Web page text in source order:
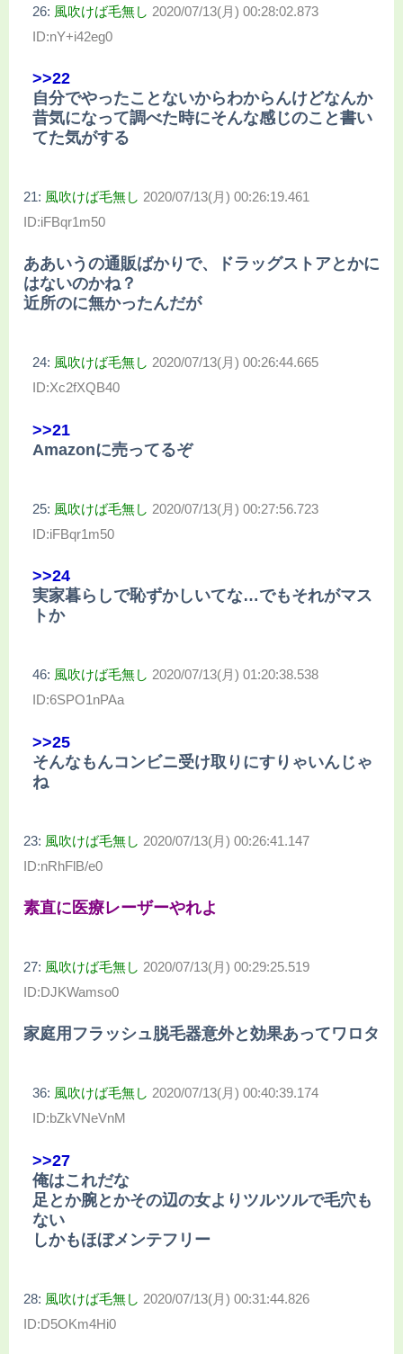
26: 風吹けば毛無し 2020/07/13(月) 00:28:02.873
ID:nY+i42eg0
>>22
自分でやったことないからわからんけどなんか
昔気になって調べた時にそんな感じのこと書い
てた気がする
21: 風吹けば毛無し 2020/07/13(月) 00:26:19.461
ID:iFBqr1m50
ああいうの通販ばかりで、ドラッグストアとかに
はないのかね？
近所のに無かったんだが
24: 風吹けば毛無し 2020/07/13(月) 00:26:44.665
ID:Xc2fXQB40
>>21
Amazonに売ってるぞ
25: 風吹けば毛無し 2020/07/13(月) 00:27:56.723
ID:iFBqr1m50
>>24
実家暮らしで恥ずかしいてな…でもそれがマス
トか
46: 風吹けば毛無し 2020/07/13(月) 01:20:38.538
ID:6SPO1nPAa
>>25
そんなもんコンビニ受け取りにすりゃいんじゃ
ね
23: 風吹けば毛無し 2020/07/13(月) 00:26:41.147
ID:nRhFlB/e0
素直に医療レーザーやれよ
27: 風吹けば毛無し 2020/07/13(月) 00:29:25.519
ID:DJKWamso0
家庭用フラッシュ脱毛器意外と効果あってワロタ
36: 風吹けば毛無し 2020/07/13(月) 00:40:39.174
ID:bZkVNeVnM
>>27
俺はこれだな
足とか腕とかその辺の女よりツルツルで毛穴も
ない
しかもほぼメンテフリー
28: 風吹けば毛無し 2020/07/13(月) 00:31:44.826
ID:D5OKm4Hi0